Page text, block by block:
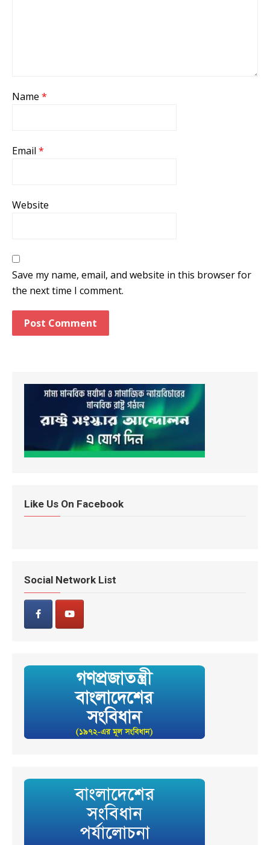
Name *
Email *
Website
Save my name, email, and website in this browser for
the next time I comment.
Like Us On Facebook
Social Network List